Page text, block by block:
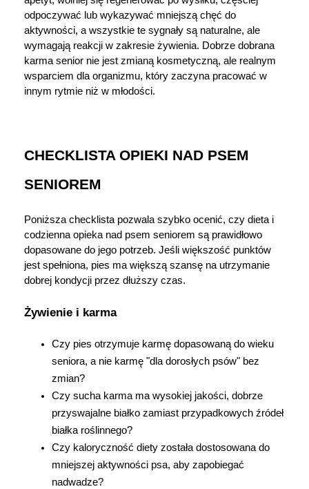
odpoczywać lub wykazywać mniejszą chęć do
aktywności, a wszystkie te sygnały są naturalne, ale
wymagają reakcji w zakresie żywienia. Dobrze dobrana
karma senior nie jest zmianą kosmetyczną, ale realnym
wsparciem dla organizmu, który zaczyna pracować w
innym rytmie niż w młodości.
CHECKLISTA OPIEKI NAD PSEM
SENIOREM
Poniższa checklista pozwala szybko ocenić, czy dieta i
codzienna opieka nad psem seniorem są prawidłowo
dopasowane do jego potrzeb. Jeśli większość punktów
jest spełniona, pies ma większą szansę na utrzymanie
dobrej kondycji przez dłuższy czas.
Żywienie i karma
Czy pies otrzymuje karmę dopasowaną do wieku
seniora, a nie karmę "dla dorosłych psów" bez
zmian?
Czy sucha karma ma wysokiej jakości, dobrze
przyswajalne białko zamiast przypadkowych źródeł
białka roślinnego?
Czy kaloryczność diety została dostosowana do
mniejszej aktywności psa, aby zapobiegać
nadwadze?